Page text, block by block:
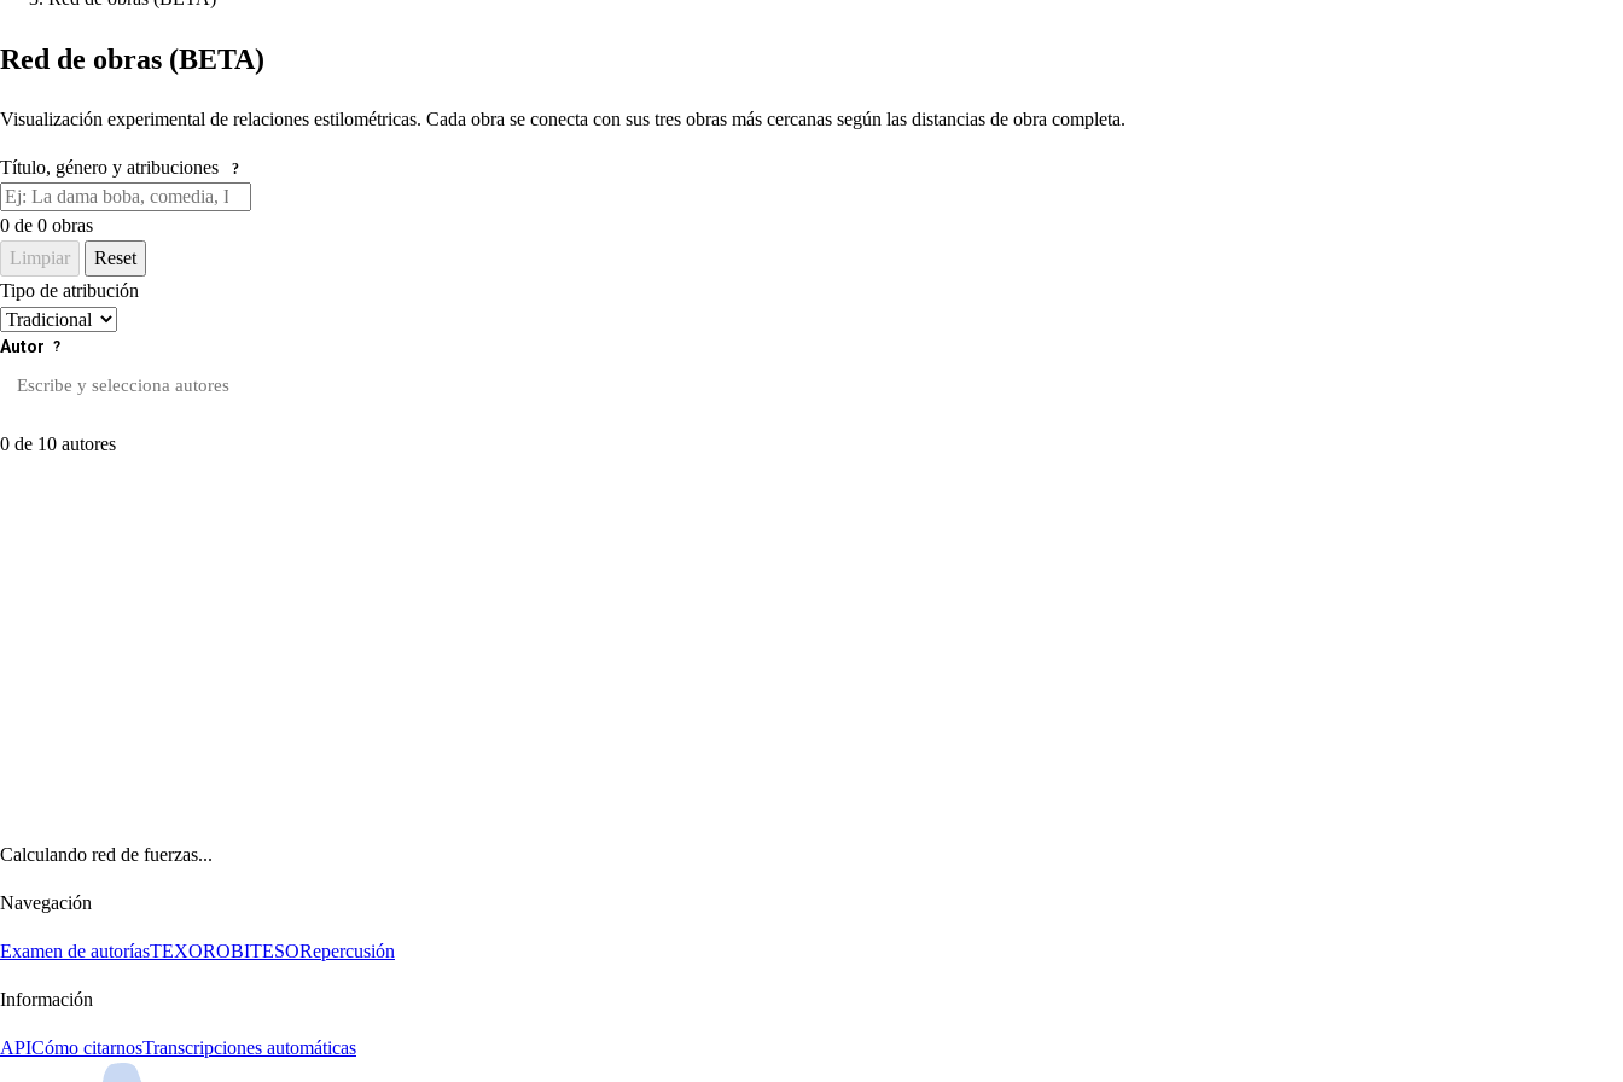
Red de obras (BETA)
Visualización experimental de relaciones estilométricas. Cada obra se conecta con sus tres obras más cercanas según las distancias de obra completa.
Título, género y atribuciones ?
0 de 0 obras
Limpiar
Reset
Tipo de atribución
Autor ?
0 de 10 autores
Calculando red de fuerzas...
Navegación
Examen de autoríasTEXOROBITESORepercusión
Información
APICómo citarnosTranscripciones automáticas